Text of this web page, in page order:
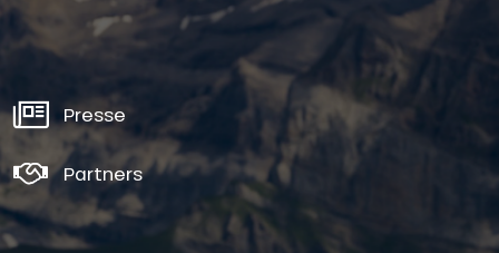
Presse
Partners